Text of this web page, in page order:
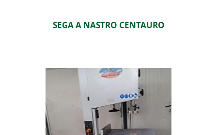
SEGA A NASTRO CENTAURO